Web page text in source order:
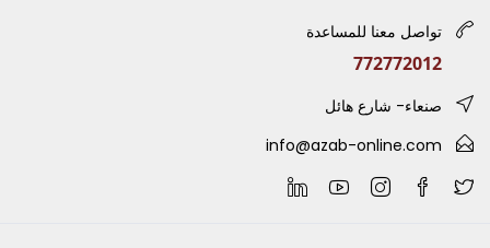
تواصل معنا للمساعدة
772772012
صنعاء- شارع هائل
info@azab-online.com